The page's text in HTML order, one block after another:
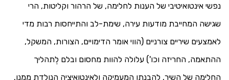
נפשי אינטואיטיבי של הענות לחלימה, של הרהור וקליטות, הרי
שגישה המחייבת מודעות עירה, שימת-לב והתייחסות רבות מדי
לאמצעים שיריים צורניים (הווי אומר הדימויים, הצורות, המשקל,
ההתאמה, החריזה וכו') עלולה להוות מחסום ובלם לְתהליך
החלימה של השיר, להבנתו המעמיקה ולאינטואיציה הנולדת ממנו,